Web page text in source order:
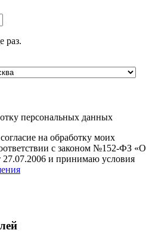
раз.
персональных данных
на обработку моих
с законом №152-ФЗ «О
и принимаю условия